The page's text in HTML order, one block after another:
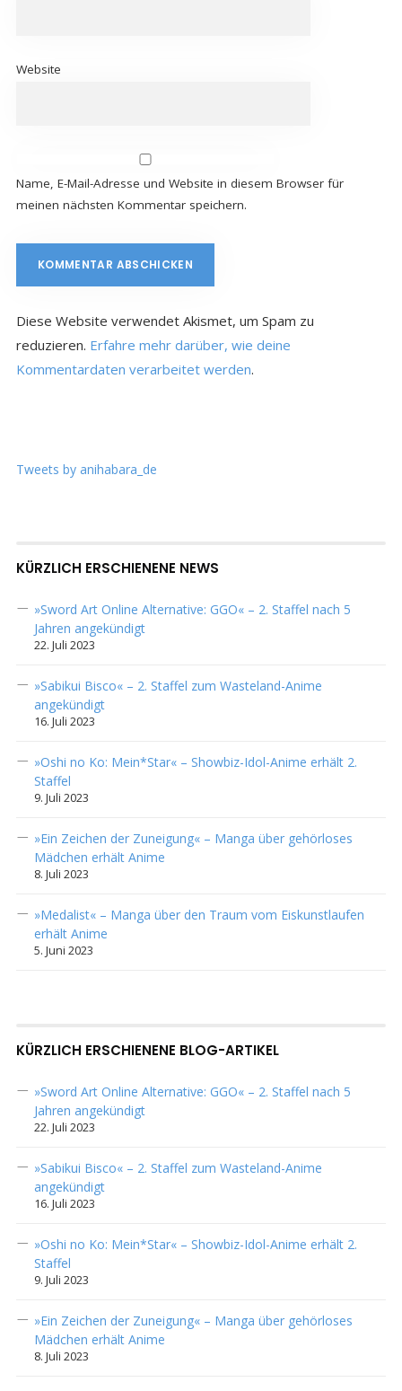
Website
Name, E-Mail-Adresse und Website in diesem Browser für
meinen nächsten Kommentar speichern.
Diese Website verwendet Akismet, um Spam zu
reduzieren. Erfahre mehr darüber, wie deine
Kommentardaten verarbeitet werden.
Tweets by anihabara_de
KÜRZLICH ERSCHIENENE NEWS
»Sword Art Online Alternative: GGO« – 2. Staffel nach 5
Jahren angekündigt
22. Juli 2023
»Sabikui Bisco« – 2. Staffel zum Wasteland-Anime
angekündigt
16. Juli 2023
»Oshi no Ko: Mein*Star« – Showbiz-Idol-Anime erhält 2.
Staffel
9. Juli 2023
»Ein Zeichen der Zuneigung« – Manga über gehörloses
Mädchen erhält Anime
8. Juli 2023
»Medalist« – Manga über den Traum vom Eiskunstlaufen
erhält Anime
5. Juni 2023
KÜRZLICH ERSCHIENENE BLOG-ARTIKEL
»Sword Art Online Alternative: GGO« – 2. Staffel nach 5
Jahren angekündigt
22. Juli 2023
»Sabikui Bisco« – 2. Staffel zum Wasteland-Anime
angekündigt
16. Juli 2023
»Oshi no Ko: Mein*Star« – Showbiz-Idol-Anime erhält 2.
Staffel
9. Juli 2023
»Ein Zeichen der Zuneigung« – Manga über gehörloses
Mädchen erhält Anime
8. Juli 2023